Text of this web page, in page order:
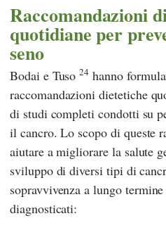
Raccomandazioni
quotidiane per
seno
Bodai e Tuso24 hanno
raccomandazioni dietetiche
di studi completi condotti su
il cancro. Lo scopo di queste
aiutare a migliorare la salute
sviluppo di diversi tipi di
sopravvivenza a lungo
diagnosticati: